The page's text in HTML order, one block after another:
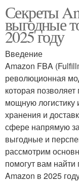
Секреты
выгодные
2025 году
Введение
Amazon FBA
революционная
которая
мощную логистику
хранения и
сфере напрямую
выгодные и
рассмотрим
помогут вам
Amazon в 2025